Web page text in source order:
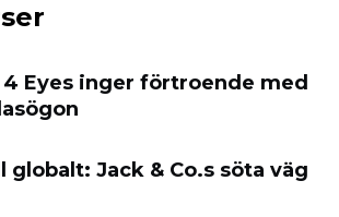
4 Eyes inger förtroende med
globalt: Jack & Co.s söta väg